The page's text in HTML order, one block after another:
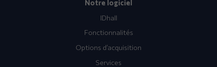
Notre logiciel
IDhall
Fonctionnalités
Options d’acquisition
Services